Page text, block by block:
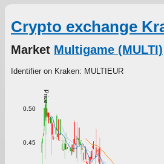
Crypto exchange
Market Multigame (MULTI)
Identifier on Kraken: MULTIEUR
Price
0.45
0.50